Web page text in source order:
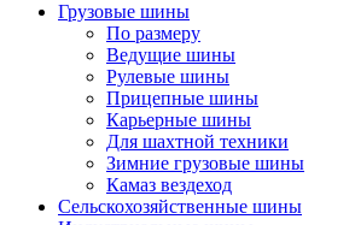
Грузовые шины
По размеру
Ведущие шины
Рулевые шины
Прицепные шины
Карьерные шины
Для шахтной техники
Зимние грузовые шины
Камаз вездеход
Сельскохозяйственные шины